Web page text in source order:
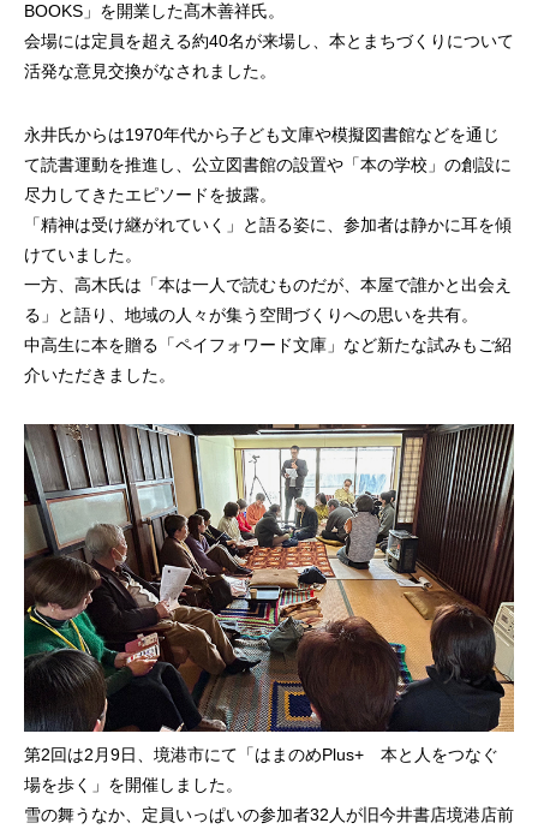
BOOKS」を開業した髙木善祥氏。
会場には定員を超える約40名が来場し、本とまちづくりについて
活発な意見交換がなされました。
永井氏からは1970年代から子ども文庫や模擬図書館などを通じ
て読書運動を推進し、公立図書館の設置や「本の学校」の創設に
尽力してきたエピソードを披露。
「精神は受け継がれていく」と語る姿に、参加者は静かに耳を傾
けていました。
一方、高木氏は「本は一人で読むものだが、本屋で誰かと出会え
る」と語り、地域の人々が集う空間づくりへの思いを共有。
中高生に本を贈る「ペイフォワード文庫」など新たな試みもご紹
介いただきました。
第2回は2月9日、境港市にて「はまのめPlus+ 本と人をつなぐ
場を歩く」を開催しました。
雪の舞うなか、定員いっぱいの参加者32人が旧今井書店境港店前